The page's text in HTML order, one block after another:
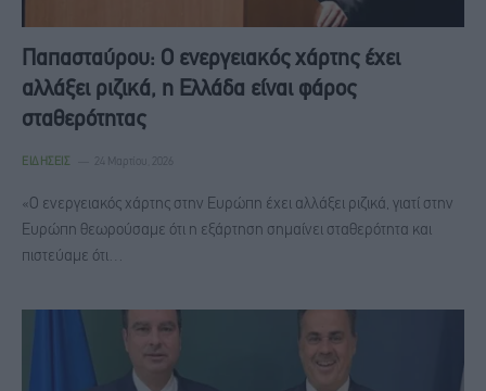
Παπασταύρου: Ο ενεργειακός χάρτης έχει
αλλάξει ριζικά, η Ελλάδα είναι φάρος
σταθερότητας
ΕΙΔΉΣΕΙΣ 24 Μαρτίου, 2026
«Ο ενεργειακός χάρτης στην Ευρώπη έχει αλλάξει ριζικά, γιατί στην
Ευρώπη θεωρούσαμε ότι η εξάρτηση σημαίνει σταθερότητα και
πιστεύαμε ότι…